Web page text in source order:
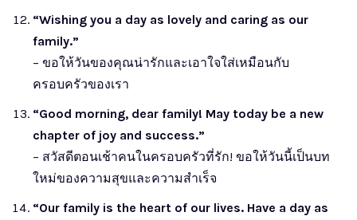
“Wishing you a day as lovely and caring as our
family.”
– ขอให้วันของคุณน่ารักและเอาใจใส่เหมือนกับ
ครอบครัวของเรา
“Good morning, dear family! May today be a new
chapter of joy and success.”
– สวัสดีตอนเช้าคนในครอบครัวที่รัก! ขอให้วันนี้เป็นบท
ใหม่ของความสุขและความสำเร็จ
“Our family is the heart of our lives. Have a day as